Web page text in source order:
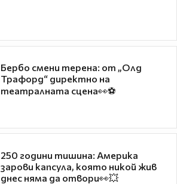
Бербо смени терена: от „Олд
Трафорд“ директно на
театралната сцена👀⚽
250 години тишина: Америка
зарови капсула, която никой жив
днес няма да отвори👀💥